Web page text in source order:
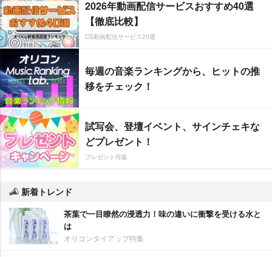
2026年動画配信サービスおすすめ40選
【徹底比較】
CS動画配信サービス20選
毎週の音楽ランキングから、ヒットの推
移をチェック！
試写会、登壇イベント、サインチェキな
どプレゼント！
プレゼント特集
新着トレンド
茶葉で一目瞭然の浸透力！味の違いに衝撃を受ける水と
は
オリコンタイアップ特集